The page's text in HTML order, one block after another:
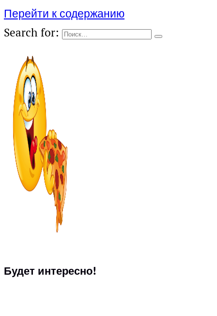
Перейти к содержанию
Search for:
Будет интересно!